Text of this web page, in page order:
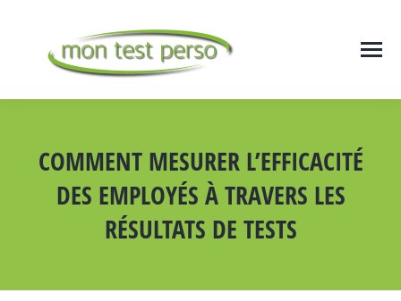
COMMENT MESURER L’EFFICACITÉ
DES EMPLOYÉS À TRAVERS LES
RÉSULTATS DE TESTS